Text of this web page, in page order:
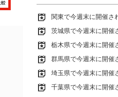
関東で今週末に開催さ
茨城県で今週末に開催
栃木県で今週末に開催
群馬県で今週末に開催
埼玉県で今週末に開催
千葉県で今週末に開催